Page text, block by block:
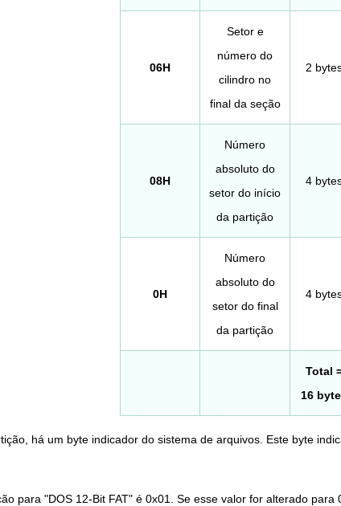
06H
Setor e
número do
cilindro no
final da seção
2
08H
Número
absoluto do
setor do início
da partição
4
0H
Número
absoluto do
setor do final
da partição
4
Total
16
há um byte indicador do sistema de arquivos. Este byte
para "DOS 12-Bit FAT" é 0x01. Se esse valor for alterado